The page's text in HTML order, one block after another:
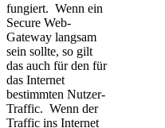
fungiert. Wenn ein
Secure Web-
Gateway langsam
sein sollte, so gilt
das auch für den für
das Internet
bestimmten Nutzer-
Traffic. Wenn der
Traffic ins Internet